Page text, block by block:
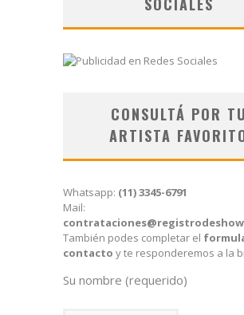
CONSULTÁ POR TU
ARTISTA
Whatsapp: (11) 3345-6791
Mail:
También podes completar el
contacto y te responderemos a la
Su nombre (requerido)